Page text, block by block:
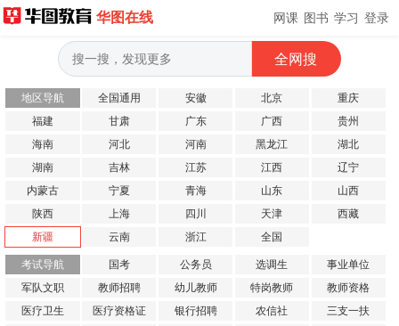
华图在线 网课 图书 学习 登录
地区导航 全国通用 安徽 北京
重庆
福建
甘肃 广东 广西
贵州
海南
河北 河南 黑龙江
湖北
湖南
吉林 江苏 江西
辽宁
内蒙古
宁夏 青海 山东
山西
陕西
上海 四川 天津
西藏
新疆
云南 浙江 全国
考试导航 国考 公务员 选调生
事业单位
军队文职
教师招聘 幼儿教师 特岗教师
教师资格
医疗卫生
医疗资格证 银行招聘 农信社
三支一扶